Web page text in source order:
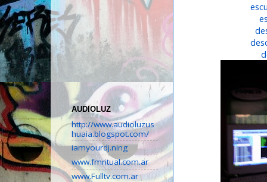
AUDIOLUZ
http://www.audioluzus
huaia.blogspot.com/
iamyourdj.ning
www.fmritual.com.ar
www.Fulltv.com.ar